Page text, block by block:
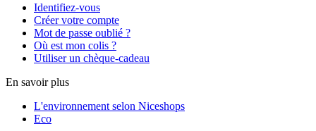
Identifiez-vous
Créer votre compte
Mot de passe oublié ?
Où est mon colis ?
Utiliser un chèque-cadeau
En savoir plus
L'environnement selon Niceshops
Eco